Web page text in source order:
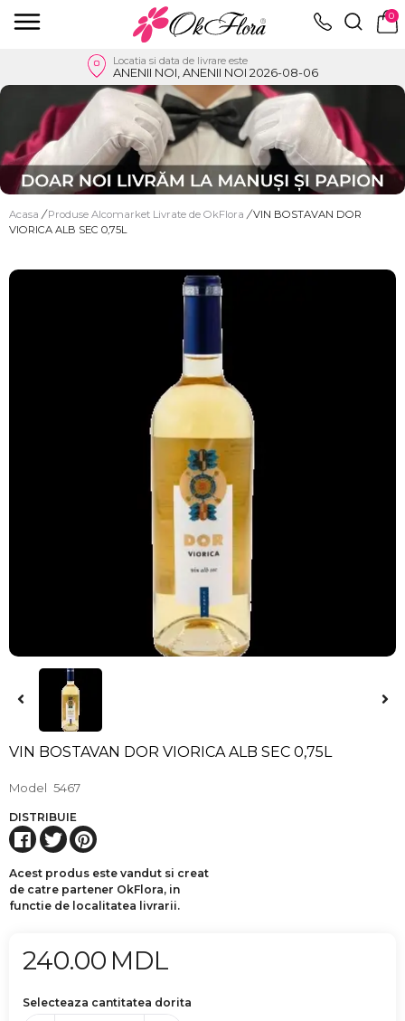
0
Locatia si data de livrare este
ANENII NOI, ANENII NOI 2026-08-06
Acasa / Produse Alcomarket Livrate de OkFlora / VIN BOSTAVAN DOR
VIORICA ALB SEC 0,75L
VIN BOSTAVAN DOR VIORICA ALB SEC 0,75L
Model 5467
DISTRIBUIE
Acest produs este vandut si creat
de catre partener OkFlora, in
functie de localitatea livrarii.
240.00 MDL
Selecteaza cantitatea dorita